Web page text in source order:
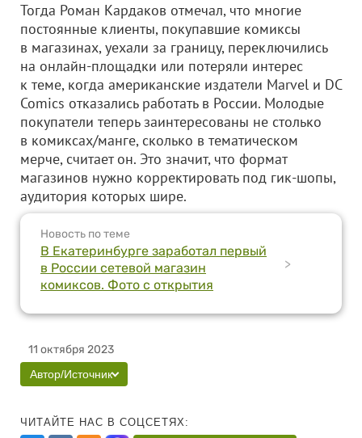
Тогда Роман Кардаков отмечал, что многие
постоянные клиенты, покупавшие комиксы
в магазинах, уехали за границу, переключились
на онлайн-площадки или потеряли интерес
к теме, когда американские издатели Marvel и DC
Comics отказались работать в России. Молодые
покупатели теперь заинтересованы не столько
в комиксах/манге, сколько в тематическом
мерче, считает он. Это значит, что формат
магазинов нужно корректировать под гик-шопы,
аудитория которых шире.
Новость по теме
В Екатеринбурге заработал первый
в России сетевой магазин
комиксов. Фото с открытия
>
11 октября 2023
Автор/Источник
ЧИТАЙТЕ НАС В СОЦСЕТЯХ: